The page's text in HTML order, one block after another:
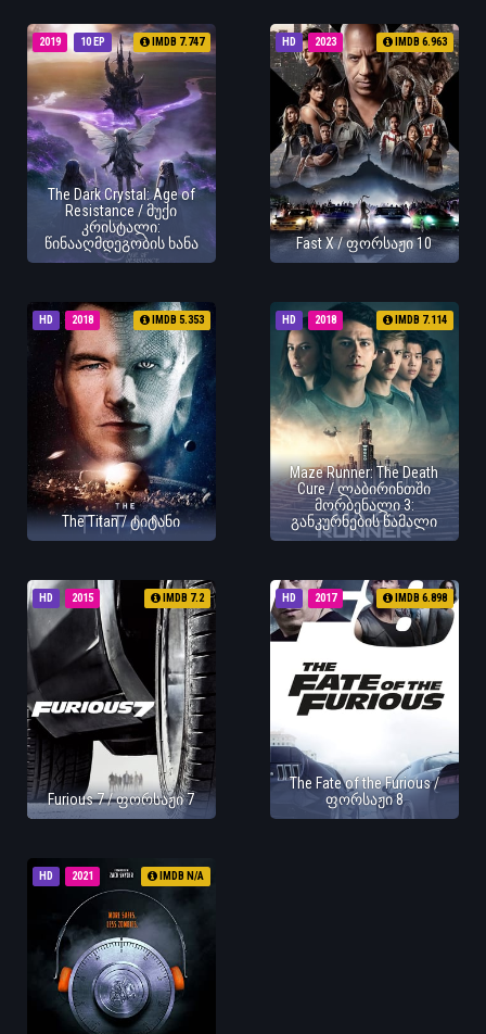
10 EP
2019 IMDB 7.747
The Dark Crystal: Age of
Resistance / მუქი
კრისტალი:
წინააღმდეგობის ხანა
HD 2023 IMDB 6.963
Fast X / ფორსაჟი 10
HD 2018 IMDB 5.353
The Titan / ტიტანი
HD 2018 IMDB 7.114
Maze Runner: The Death
Cure / ლაბირინთში
მორბენალი 3:
განკურნების წამალი
HD 2015 IMDB 7.2
Furious 7 / ფორსაჟი 7
HD 2017 IMDB 6.898
The Fate of the Furious /
ფორსაჟი 8
HD 2021 IMDB N/A